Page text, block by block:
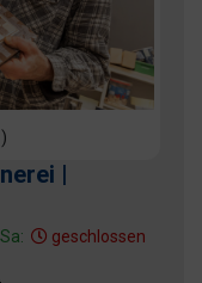
|
Sa: geschlossen